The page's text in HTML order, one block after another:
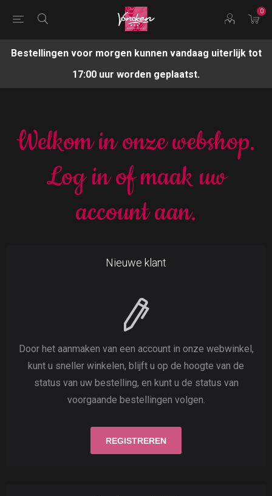
0
Bestellingen voor morgen kunnen vandaag uiterlijk tot
17:00 uur worden geplaatst.
Welkom in onze webshop.
Log in of maak uw
account aan.
Nieuwe klant
Door het aanmaken van een account in onze webwinkel,
kunt u sneller winkelen, blijft u op de hoogte van de
status van uw bestelling, en kunt u de status van
voorgaande bestellingen volgen.